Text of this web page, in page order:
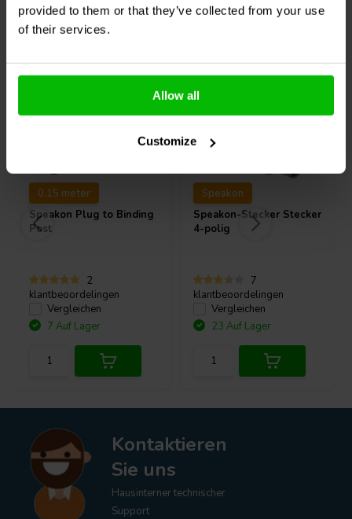
provided to them or that they’ve collected from your use
of their services.
Allow all
Customize
0.15 meter
Speakon Plug to Binding
Post
2
klantbeoordelingen
Vergleichen
7 Auf Lager
Speakon
Speakon-Stecker Stecker
4-polig
7
klantbeoordelingen
Vergleichen
23 Auf Lager
Kontaktieren
Sie uns
Hausinterner technischer
Support